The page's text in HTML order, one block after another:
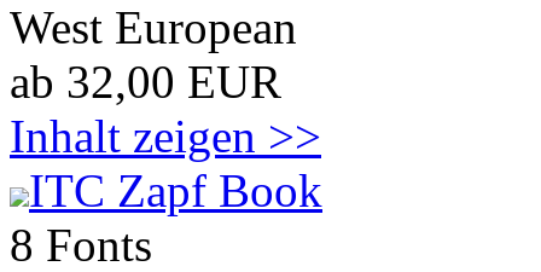
West European
ab 32,00 EUR
Inhalt zeigen >>
ITC Zapf Book
8 Fonts